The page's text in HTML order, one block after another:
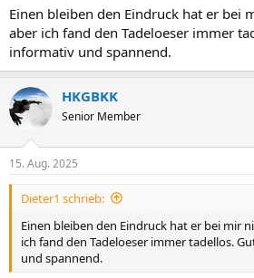
:
Einen bleiben den Eindruck hat er bei
aber ich fand den Tadeloeser immer
informativ und spannend.
HKGBKK
Senior Member
15. Aug. 2025
Dieter1 schrieb:
Einen bleiben den Eindruck hat er bei mir
ich fand den Tadeloeser immer tadellos.
und spannend.